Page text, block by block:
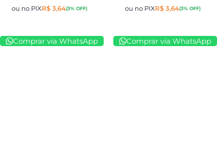
ou no PIXR$ 3,64(3% OFF)
Comprar via WhatsApp
ou no PIXR$ 3,64(3% OFF)
Comprar via WhatsApp